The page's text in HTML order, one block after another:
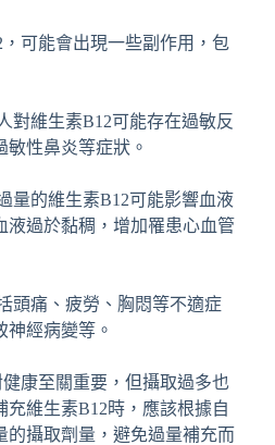
可能會出現一些副作用，包
對維生素B12可能存在過敏反
性鼻炎等症狀。
量的維生素B12可能影響血液
液過於黏稠，增加罹患心血管
頭痛、疲勞、胸悶等不適症
神經病變等。
康至關重要，但攝取過多也
充維生素B12時，應該根據自
的攝取劑量，避免過量補充而